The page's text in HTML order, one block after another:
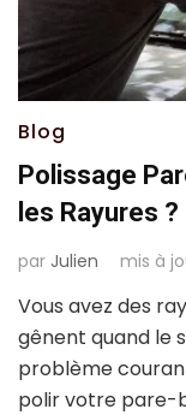
Blog
Polissage
les Rayures ?
par Julien mis à
Vous avez des
gênent quand le
problème
polir votre pare-